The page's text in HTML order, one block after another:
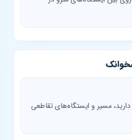
مسیر و ایستگاه‌های تقاطعی